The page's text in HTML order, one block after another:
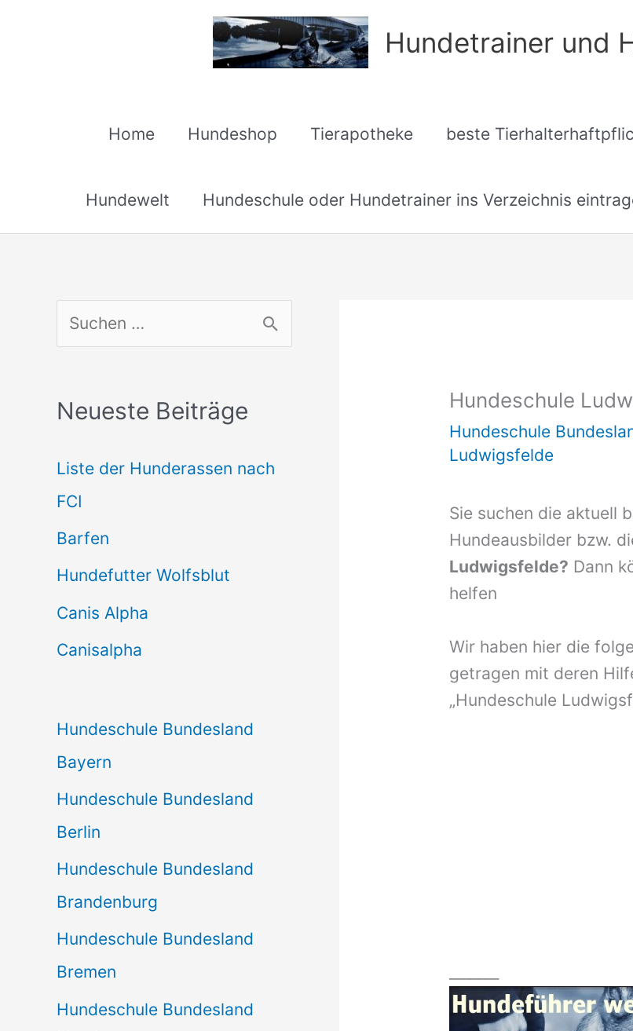
Hundetrainer und
Home Hundeshop Tierapotheke beste
Hundewelt Hundeschule oder Hundetrainer ins Verzeichnis
u
h
n
n
a
c
h
:
Neueste Beiträge
Liste der Hunderassen nach
FCI
Barfen
Hundefutter Wolfsblut
Canis Alpha
Canisalpha
Hundeschule Bundesland
Bayern
Hundeschule Bundesland
Berlin
Hundeschule Bundesland
Brandenburg
Hundeschule Bundesland
Bremen
Hundeschule Bundesland
Hundeschule
Hundeschule
Ludwigsfelde
Sie suchen die aktuell
Hundeausbilder bzw.
Ludwigsfelde? Dann
helfen
Wir haben hier die
getragen mit deren
„Hundeschule